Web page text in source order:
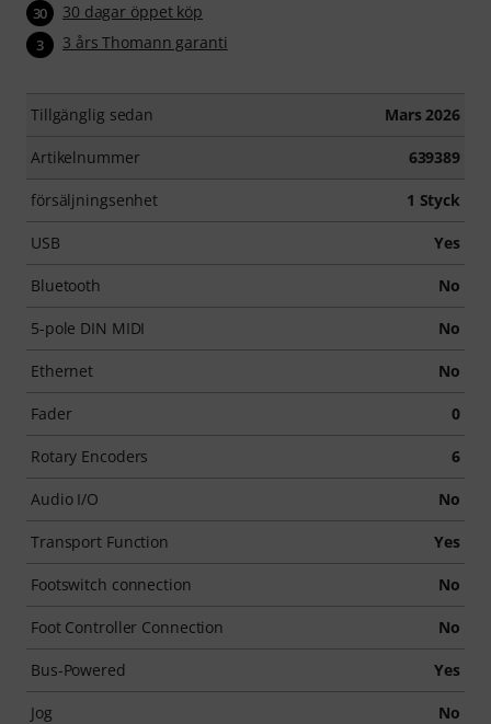
30 30 dagar öppet köp
3 3 års Thomann garanti
Tillgänglig sedan Mars 2026
Artikelnummer 639389
försäljningsenhet 1 Styck
USB Yes
Bluetooth No
5-pole DIN MIDI No
Ethernet No
Fader 0
Rotary Encoders 6
Audio I/O No
Transport Function Yes
Footswitch connection No
Foot Controller Connection No
Bus-Powered Yes
Jog No